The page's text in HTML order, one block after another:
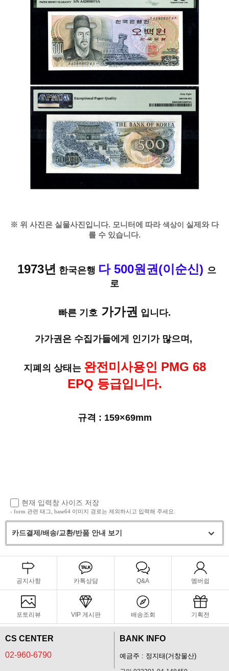
※ 위 사진은 실물사진입니다. 모니터에 따라색상이 실제와 다
를 수 있습니다.
1973년 한국은행 다 500원권(이순신) 으
로
빠른 기호 가가권 입니다.
가가권은 수집가들에게 인기가 많으며,
지폐의 상태는 완전미사용인 PMG 68
EPQ 등급입니다.
규격 : 159×69mm
현재 입력창 사이즈 저장
- form 관련 태그, base64 이미지 경로는 제외하시고 입력해 주세요.
카드결제/배송/교환/반품 안내 보기
공지사항 카톡상담 Q&A 멤버쉽
포토리뷰 VIP 게시판 배송조회 기획전
CS CENTER
02-960-6790
BANK INFO
예금주 : 정지태(거창물산)